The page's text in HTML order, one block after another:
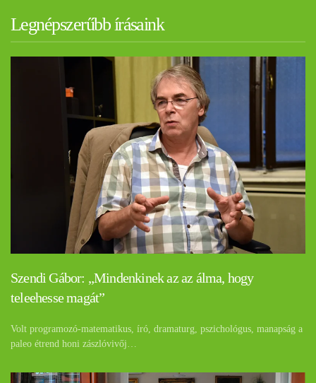
Legnépszerűbb írásaink
Szendi Gábor: „Mindenkinek az az álma, hogy
teleehesse magát”
Volt programozó-matematikus, író, dramaturg, pszichológus, manapság a
paleo étrend honi zászlóvivőj…